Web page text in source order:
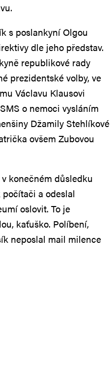
s poslankyní Olgou
dle jeho představ.
republikové rady
prezidentské volby, ve
Václavu Klausovi
o nemoci vysláním
Džamily Stehlíkové
ovšem Zubovou
konečném důsledku
a odeslal
oslovit. To je
kaťuško. Políbení,
neposlal mail milence